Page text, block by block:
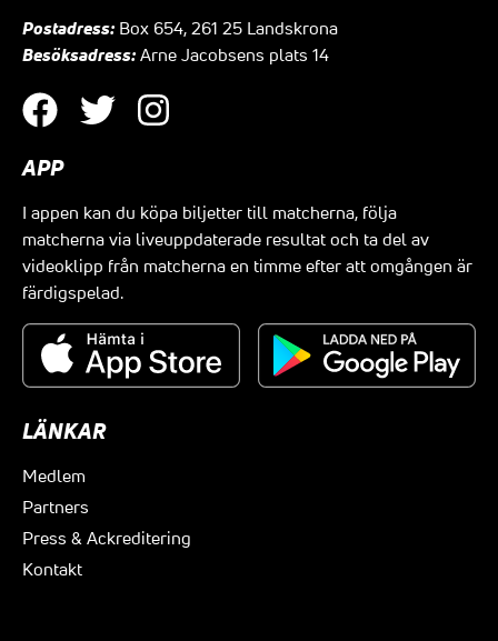
Postadress: Box 654, 261 25 Landskrona
Besöksadress: Arne Jacobsens plats 14
APP
I appen kan du köpa biljetter till matcherna, följa
matcherna via liveuppdaterade resultat och ta del av
videoklipp från matcherna en timme efter att omgången är
färdigspelad.
LÄNKAR
Medlem
Partners
Press & Ackreditering
Kontakt